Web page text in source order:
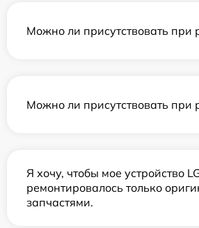
Можно ли присутствовать при
Можно ли присутствовать при
Я хочу, чтобы мое устройство
ремонтировалось только
запчастями.